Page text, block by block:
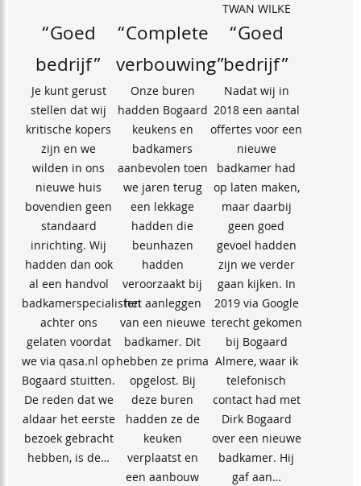
TWAN WILKE
“Goed
bedrijf”
Je kunt gerust
stellen dat wij
kritische kopers
zijn en we
wilden in ons
nieuwe huis
bovendien geen
standaard
inrichting. Wij
hadden dan ook
al een handvol
badkamerspecialisten
achter ons
gelaten voordat
we via qasa.nl op
Bogaard stuitten.
De reden dat we
aldaar het eerste
bezoek gebracht
hebben, is de…
“Complete
verbouwing”
Onze buren
hadden Bogaard
keukens en
badkamers
aanbevolen toen
we jaren terug
een lekkage
hadden die
beunhazen
hadden
veroorzaakt bij
het aanleggen
van een nieuwe
badkamer. Dit
hebben ze prima
opgelost. Bij
deze buren
hadden ze de
keuken
verplaatst en
een aanbouw
“Goed
bedrijf”
Nadat wij in
2018 een aantal
offertes voor een
nieuwe
badkamer had
op laten maken,
maar daarbij
geen goed
gevoel hadden
zijn we verder
gaan kijken. In
2019 via Google
terecht gekomen
bij Bogaard
Almere, waar ik
telefonisch
contact had met
Dirk Bogaard
over een nieuwe
badkamer. Hij
gaf aan…